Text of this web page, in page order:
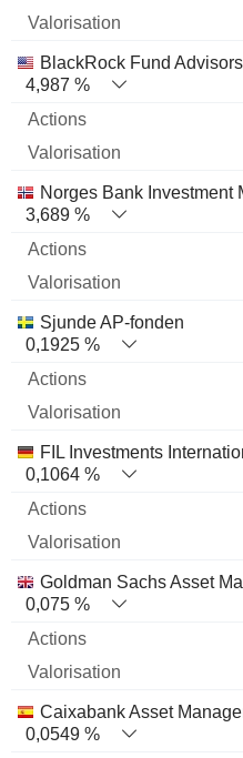
BlackRock Fund Advisors
4,987 %
Norges Bank Investment
3,689 %
Sjunde AP-fonden
0,1925 %
FIL Investments
0,1064 %
Goldman Sachs Asset
0,075 %
Caixabank Asset
0,0549 %